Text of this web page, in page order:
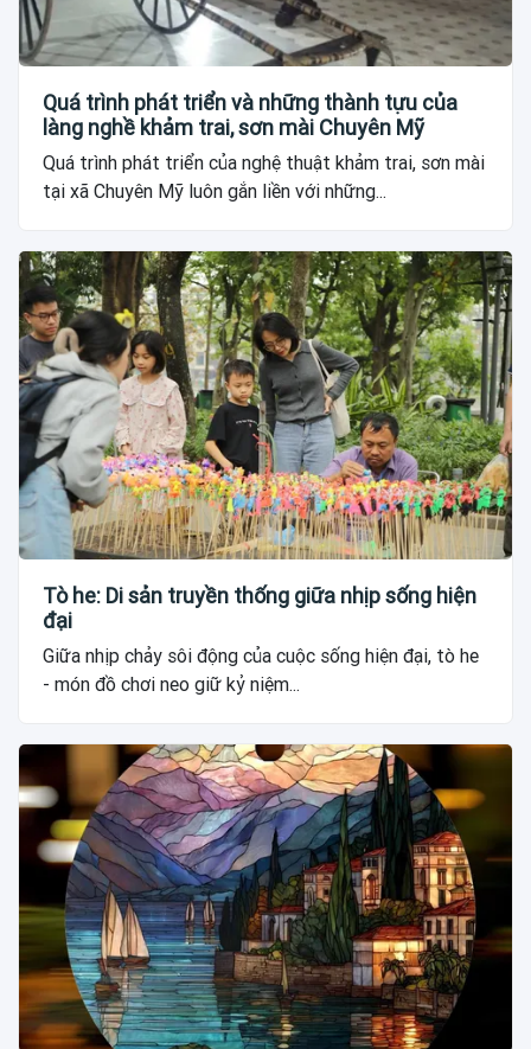
Quá trình phát triển và những thành tựu của
làng nghề khảm trai, sơn mài Chuyên Mỹ
Quá trình phát triển của nghệ thuật khảm trai, sơn mài
tại xã Chuyên Mỹ luôn gắn liền với những...
Tò he: Di sản truyền thống giữa nhịp sống hiện
đại
Giữa nhịp chảy sôi động của cuộc sống hiện đại, tò he
- món đồ chơi neo giữ kỷ niệm...